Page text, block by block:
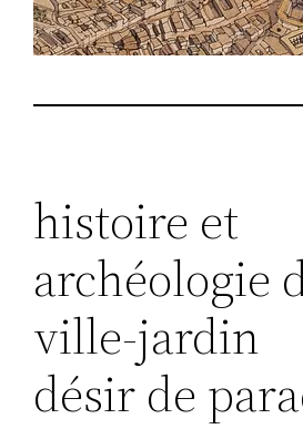
histoire et
archéologie
ville-jardin
désir de